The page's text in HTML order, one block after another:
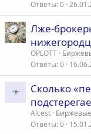
Ответы 0
Лже-
OPLOTT
Ответы 0
Сколько
Alcest
Ответы 0